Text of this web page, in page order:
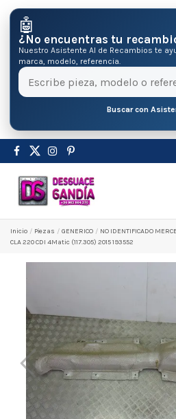
🤖
¿No encuentras tu
Nuestro Asistente AI de Recambios te
marca, modelo, referencia.
Buscar con
Inicio Pіezas GENERICO
NO IDENTIFICADO
CLA 220 CDI 4Matic (117.305) 2015 193552